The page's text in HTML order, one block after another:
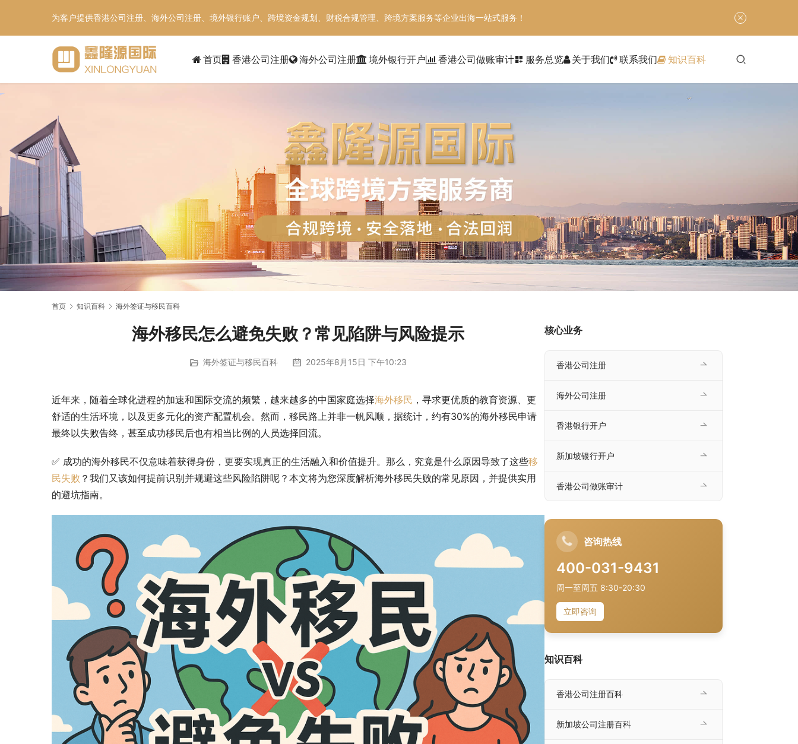
为客户提供香港公司注册、海外公司注册、境外银行账户、跨境资金规划、财税合规管理、跨境方案服务等企业出海一站式服务！
首页 香港公司注册 海外公司注册 境外银行开户 香港公司做账审计dashboard_customize 服务总览 关于我们 联系我们 知识百科
首页 知识百科 海外签证与移民百科
海外移民怎么避免失败？常见陷阱与风险提示
海外签证与移民百科 2025年8月15日 下午10:23
近年来，随着全球化进程的加速和国际交流的频繁，越来越多的中国家庭选择海外移民 ，寻求更优质的教育资源、更
舒适的生活环境，以及更多元化的资产配置机会。然而，移民路上并非一帆风顺，据统计，约有30%的海外移民申请
最终以失败告终，甚至成功移民后也有相当比例的人员选择回流。
✅ 成功的海外移民不仅意味着获得身份，更要实现真正的生活融入和价值提升。那么，究竟是什么原因导致了这些移
民失败 ？我们又该如何提前识别并规避这些风险陷阱呢？本文将为您深度解析海外移民失败的常见原因，并提供实用
的避坑指南。
核心业务
香港公司注册
海外公司注册
香港银行开户
新加坡银行开户
香港公司做账审计
咨询热线
400-031-9431
周一至周五 8:30-20:30
立即咨询
知识百科
香港公司注册百科
新加坡公司注册百科